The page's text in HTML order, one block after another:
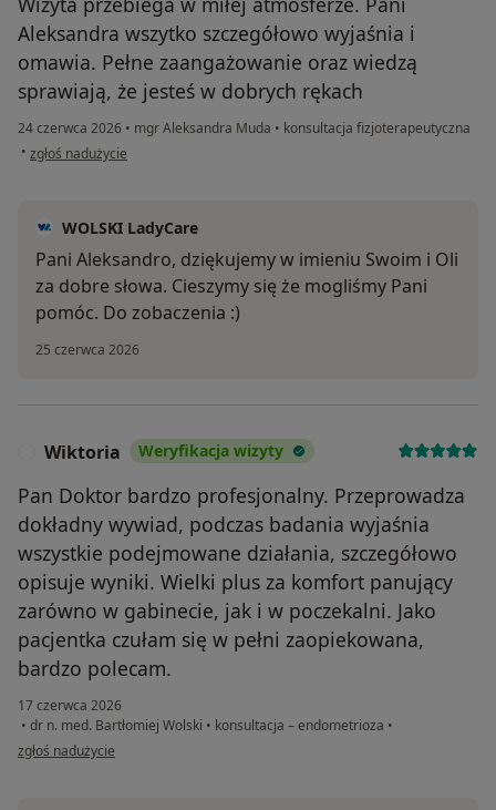
Aleksandra wszytko szczegółowo wyjaśnia i
omawia. Pełne zaangażowanie oraz wiedzą
sprawiają, że jesteś w dobrych rękach
24 czerwca 2026 • mgr Aleksandra Muda • konsultacja fizjoterapeutyczna
• w opinii użytkownika Aleksandra p.
zgłoś nadużycie
WOLSKI LadyCare
Pani Aleksandro, dziękujemy w imieniu Swoim i Oli
za dobre słowa. Cieszymy się że mogliśmy Pani
pomóc. Do zobaczenia :)
25 czerwca 2026
Wiktoria Weryfikacja wizyty
Pan Doktor bardzo profesjonalny. Przeprowadza
dokładny wywiad, podczas badania wyjaśnia
wszystkie podejmowane działania, szczegółowo
opisuje wyniki. Wielki plus za komfort panujący
zarówno w gabinecie, jak i w poczekalni. Jako
pacjentka czułam się w pełni zaopiekowana,
bardzo polecam.
17 czerwca 2026
• dr n. med. Bartłomiej Wolski • konsultacja – endometrioza •
w opinii użytkownika Wiktoria
zgłoś nadużycie